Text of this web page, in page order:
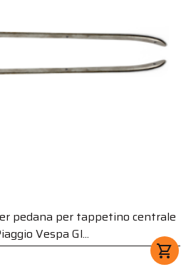
pedana per tappetino centrale
Vespa Gl...
shopping_cart